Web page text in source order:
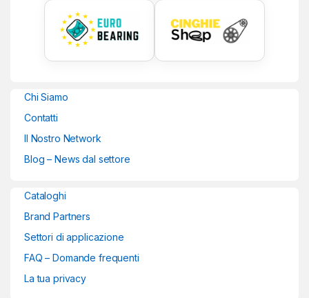
Chi Siamo
Contatti
Il Nostro Network
Blog – News dal settore
Cataloghi
Brand Partners
Settori di applicazione
FAQ – Domande frequenti
La tua privacy